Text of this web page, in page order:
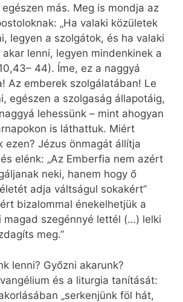
más. Meg is mondja az
„Ha valaki közületek
legyen a szolgátok, és ha valaki
lenni, legyen mindenkinek a
44). Íme, ez a naggyá
Az emberek szolgálatában! Le
egészen a szolgaság állapotáig,
lehessünk – mint ahogyan
is láthattuk. Miért
ezen? Jézus önmagát állítja
elénk: „Az Emberfia nem azért
neki, hanem hogy ő
adja váltságul sokakért”
bizalommal énekelhetjük a
magad szegénnyé lettél (…) lelki
meg.”
lenni? Győzni akarunk?
és a liturgia tanítását:
„serkenjünk föl hát,